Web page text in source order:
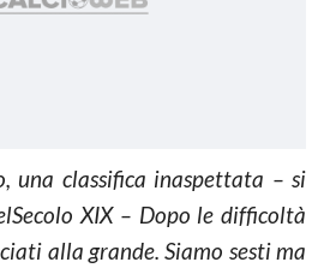
una classifica inaspettata – si
XIX – Dopo le difficoltà
alla grande. Siamo sesti ma